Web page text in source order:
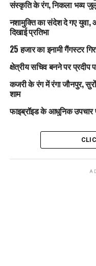
संस्कृति के रंग, निकला भव्य
नशामुक्ति का संदेश दे गए युवा,
दिखाई प्रतिभा
25 हजार का इनामी गैंगस्टर
क्षेत्रीय सचिव बनने पर प्रदीप
कजरी के रंग में रंगा जौनपुर,
शाम
फाइब्रॉइड के आधुनिक उपचार